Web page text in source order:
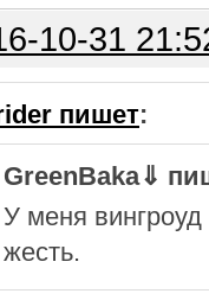
10-31
пишет:
GreenBaka⇓
У меня вингроуд
жесть.